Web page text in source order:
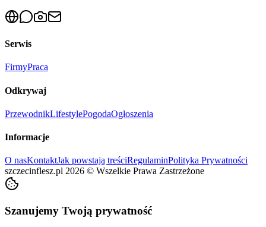
Serwis
FirmyPraca
Odkrywaj
PrzewodnikLifestylePogodaOgłoszenia
Informacje
O nasKontaktJak powstają treściRegulaminPolityka Prywatności
szczecinflesz.pl 2026 © Wszelkie Prawa Zastrzeżone
Szanujemy Twoją prywatność